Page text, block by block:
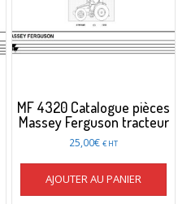
MF 4320 Catalogue pièces
Massey Ferguson tracteur
25,00€ € HT
AJOUTER AU PANIER